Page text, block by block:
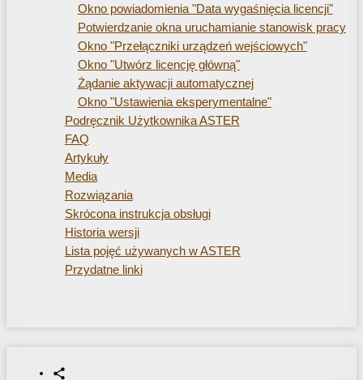
Okno powiadomienia "Data wygaśnięcia licencji"
Potwierdzanie okna uruchamianie stanowisk pracy
Okno "Przełączniki urządzeń wejściowych"
Okno "Utwórz licencję główną"
Żądanie aktywacji automatycznej
Okno "Ustawienia eksperymentalne"
Podręcznik Użytkownika ASTER
FAQ
Artykuły
Media
Rozwiązania
Skrócona instrukcja obsługi
Historia wersji
Lista pojęć używanych w ASTER
Przydatne linki